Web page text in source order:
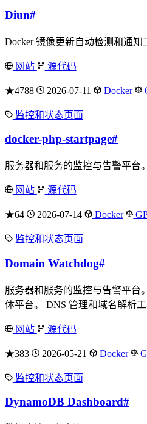
Diun#
Docker 镜像更新自动检测和通知
网站 源代码
★4788 2026-07-11 Docker
监控和状态页面
docker-php-startpage#
服务器和服务的监控与告警平台
网站 源代码
★64 2026-07-14 Docker
监控和状态页面
Domain Watchdog#
服务器和服务的监控与告警平台
体平台。 DNS 管理和域名解析工
网站 源代码
★383 2026-05-21 Docker
监控和状态页面
DynamoDB Dashboard#